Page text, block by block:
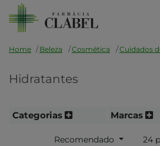
Home Beleza Cosmética Cuidados
Hidratantes
Categorias Marcas
Recomendado 24